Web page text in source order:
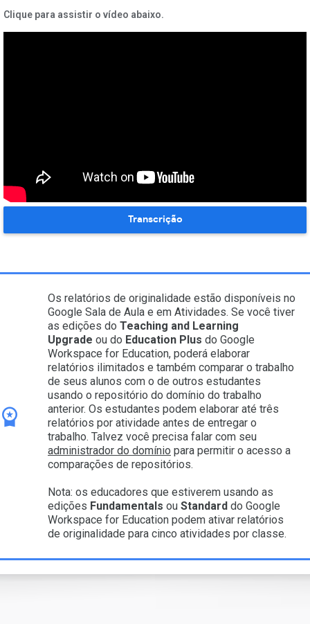
Clique para assistir o vídeo abaixo.
Transcrição
Os relatórios de originalidade estão disponíveis no
Google Sala de Aula e em Atividades. Se você tiver
as edições do Teaching and Learning
Upgrade ou do Education Plus do Google
Workspace for Education, poderá elaborar
relatórios ilimitados e também comparar o trabalho
de seus alunos com o de outros estudantes
usando o repositório do domínio do trabalho
anterior. Os estudantes podem elaborar até três
relatórios por atividade antes de entregar o
trabalho. Talvez você precisa falar com seu
administrador do domínio para permitir o acesso a
comparações de repositórios.
Nota: os educadores que estiverem usando as
edições Fundamentals ou Standard do Google
Workspace for Education podem ativar relatórios
de originalidade para cinco atividades por classe.